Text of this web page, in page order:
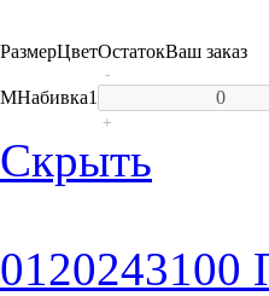
РазмерЦветОстатокВаш заказ
MНабивка1
-
+
Скрыть
0120243100